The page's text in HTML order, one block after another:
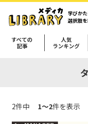
学びかた
選択肢
すべての
記事
人気
ランキング
2件中 1～2件を表示